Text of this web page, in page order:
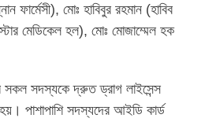
ফার্মেসী), মোঃ হাবিবুর রহমান (হাবিব
মেডিকেল হল), মোঃ মোজাম্মেল হক
সকল সদস্যকে দ্রুত ড্রাগ লাইসেন্স
পাশাপাশি সদস্যদের আইডি কার্ড